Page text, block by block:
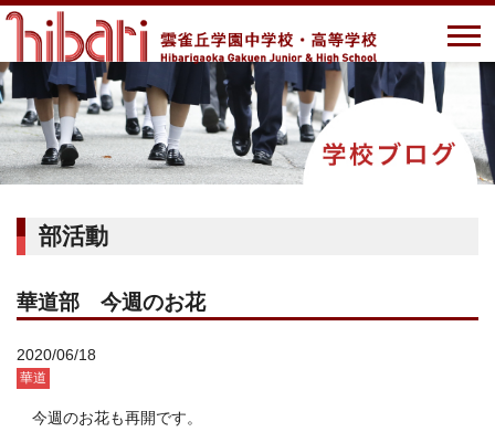
部活動
華道部 今週のお花
2020/06/18
華道
今週のお花も再開です。